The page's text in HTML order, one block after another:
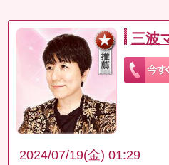
三波
2024/07/19(金) 01:29